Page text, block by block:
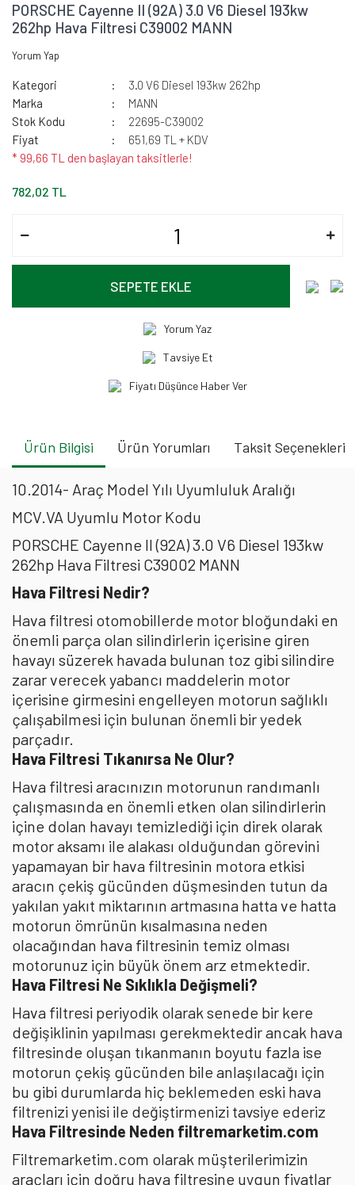
PORSCHE Cayenne II (92A) 3.0 V6 Diesel 193kw
262hp Hava Filtresi C39002 MANN
Yorum Yap
Kategori
3.0 V6 Diesel 193kw 262hp
Marka
MANN
Stok Kodu
22695-C39002
Fiyat
651,69 TL + KDV
* 99,66 TL den başlayan taksitlerle!
782,02 TL
SEPETE EKLE
Yorum Yaz
Tavsiye Et
Fiyatı Düşünce Haber Ver
Ürün Bilgisi Ürün Yorumları Taksit Seçenekleri
10.2014- Araç Model Yılı Uyumluluk Aralığı
MCV.VA Uyumlu Motor Kodu
PORSCHE Cayenne II (92A) 3.0 V6 Diesel 193kw
262hp Hava Filtresi C39002 MANN
Hava Filtresi Nedir?
Hava filtresi otomobillerde motor bloğundaki en
önemli parça olan silindirlerin içerisine giren
havayı süzerek havada bulunan toz gibi silindire
zarar verecek yabancı maddelerin motor
içerisine girmesini engelleyen motorun sağlıklı
çalışabilmesi için bulunan önemli bir yedek
parçadır.
Hava Filtresi Tıkanırsa Ne Olur?
Hava filtresi aracınızın motorunun randımanlı
çalışmasında en önemli etken olan silindirlerin
içine dolan havayı temizlediği için direk olarak
motor aksamı ile alakası olduğundan görevini
yapamayan bir hava filtresinin motora etkisi
aracın çekiş gücünden düşmesinden tutun da
yakılan yakıt miktarının artmasına hatta ve hatta
motorun ömrünün kısalmasına neden
olacağından hava filtresinin temiz olması
motorunuz için büyük önem arz etmektedir.
Hava Filtresi Ne Sıklıkla Değişmeli?
Hava filtresi periyodik olarak senede bir kere
değişiklinin yapılması gerekmektedir ancak hava
filtresinde oluşan tıkanmanın boyutu fazla ise
motorun çekiş gücünden bile anlaşılacağı için
bu gibi durumlarda hiç beklemeden eski hava
filtrenizi yenisi ile değiştirmenizi tavsiye ederiz
Hava Filtresinde Neden filtremarketim.com
Filtremarketim.com olarak müşterilerimizin
araçları için doğru hava filtresine uygun fiyatlar